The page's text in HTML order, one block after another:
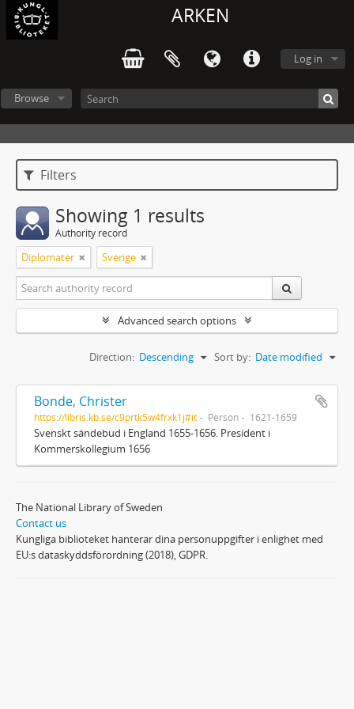
ARKEN
Log in
Browse
Filters
Showing 1 results
Authority record
Diplomater Sverige
Advanced search options
Sort by: Date modified
Direction: Descending
Bonde, Christer
https://libris.kb.se/c9prtk5w4frxk1j#it Person 1621-1659
Svenskt sändebud i England 1655-1656. President i
Kommerskollegium 1656
The National Library of Sweden
Contact us
Kungliga biblioteket hanterar dina personuppgifter i enlighet med
EU:s dataskyddsförordning (2018), GDPR.